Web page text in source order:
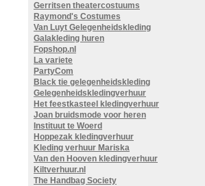
Gerritsen theatercostuums
Raymond's Costumes
Van Luyt Gelegenheidskleding
Galakleding huren
Fopshop.nl
La variete
PartyCom
Black tie gelegenheidskleding
Gelegenheidskledingverhuur
Het feestkasteel kledingverhuur
Joan bruidsmode voor heren
Instituut te Woerd
Hoppezak kledingverhuur
Kleding verhuur Mariska
Van den Hooven kledingverhuur
Kiltverhuur.nl
The Handbag Society